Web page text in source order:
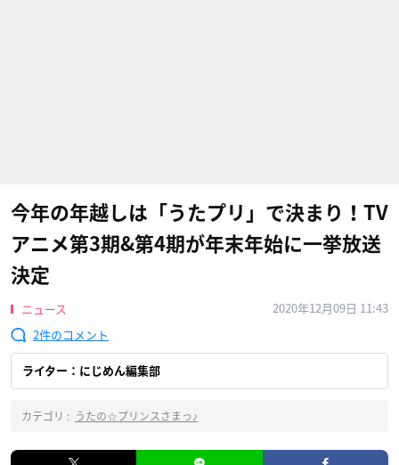
今年の年越しは「うたプリ」で決まり！TV
アニメ第3期&第4期が年末年始に一挙放送
決定
ニュース
2020年12月09日 11:43
2
ライター：にじめん編集部
カテゴリ : うたの☆プリンスさまっ♪